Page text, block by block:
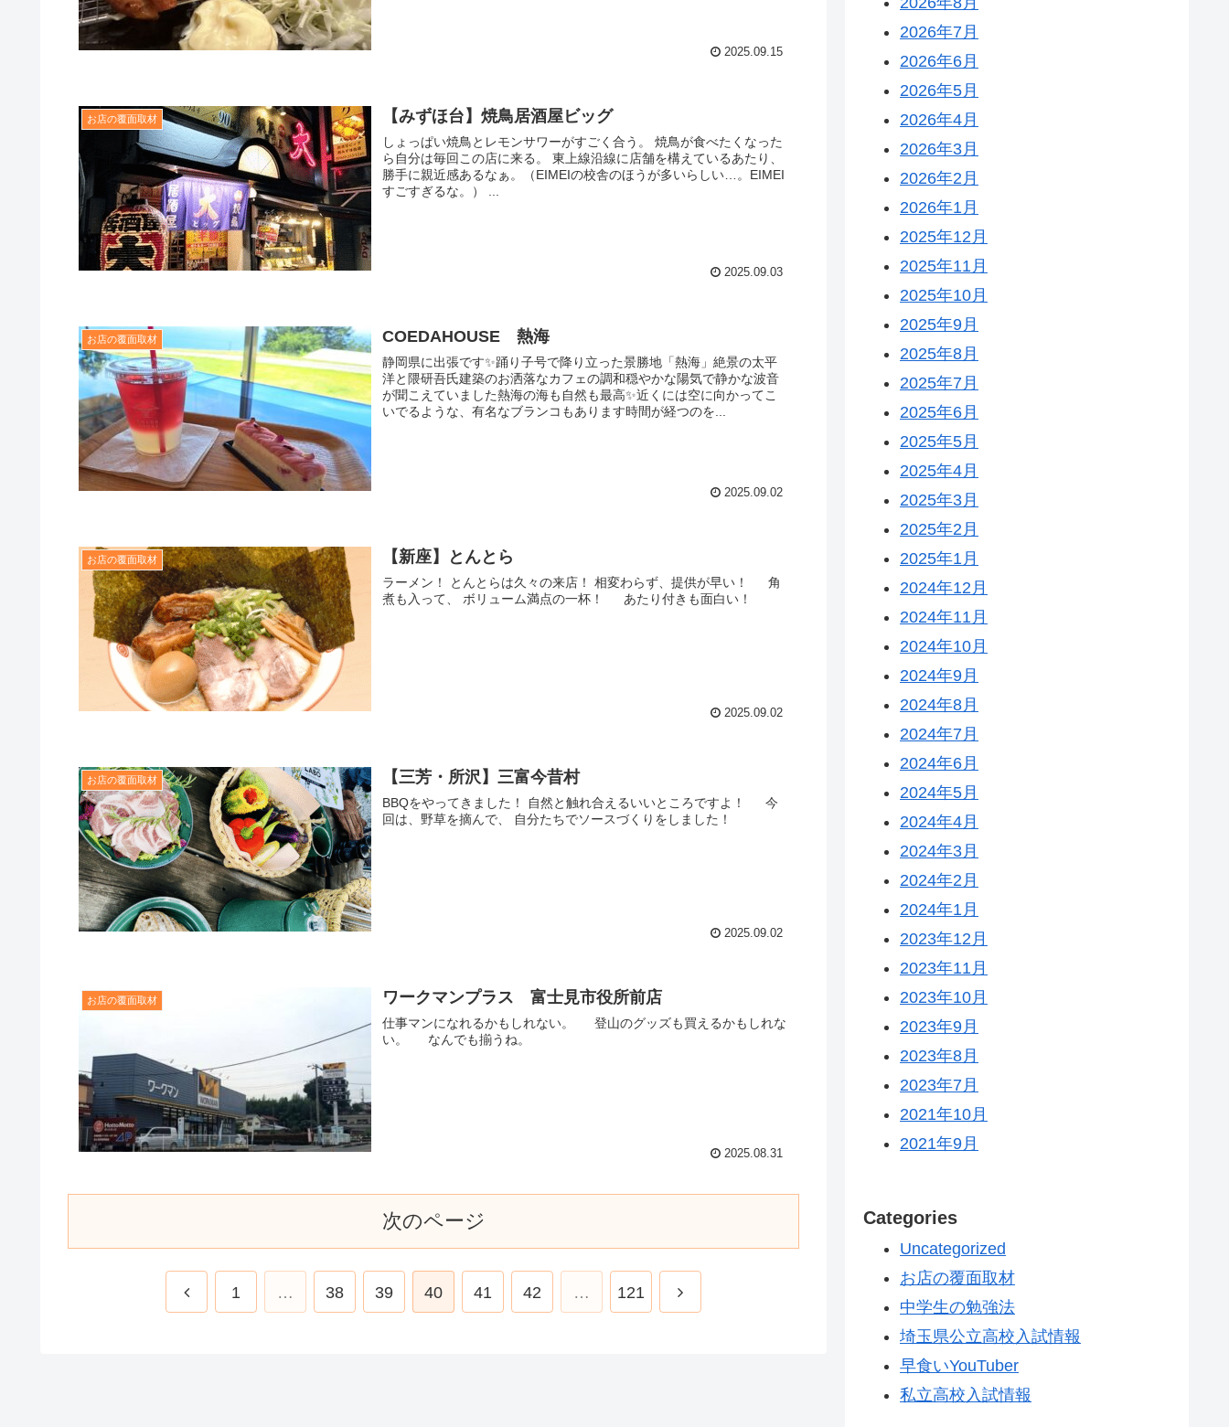
2025.09.15
お店の覆面取材 【みずほ台】焼鳥居酒屋ビッグ
しょっぱい焼鳥とレモンサワーがすごく合う。 焼鳥が食べたくなった
ら自分は毎回この店に来る。 東上線沿線に店舗を構えているあたり、
勝手に親近感あるなぁ。（EIMEIの校舎のほうが多いらしい…。EIMEI
すごすぎるな。） ...
2025.09.03
お店の覆面取材 COEDAHOUSE 熱海
静岡県に出張です✨踊り子号で降り立った景勝地「熱海」絶景の太平
洋と隈研吾氏建築のお洒落なカフェの調和穏やかな陽気で静かな波音
が聞こえていました熱海の海も自然も最高✨近くには空に向かってこ
いでるような、有名なブランコもあります時間が経つのを...
2025.09.02
お店の覆面取材 【新座】とんとら
ラーメン！ とんとらは久々の来店！ 相変わらず、提供が早い！ 角
煮も入って、 ボリューム満点の一杯！ あたり付きも面白い！
2025.09.02
お店の覆面取材 【三芳・所沢】三富今昔村
BBQをやってきました！ 自然と触れ合えるいいところですよ！ 今
回は、野草を摘んで、 自分たちでソースづくりをしました！
2025.09.02
お店の覆面取材 ワークマンプラス 富士見市役所前店
仕事マンになれるかもしれない。 登山のグッズも買えるかもしれな
い。 なんでも揃うね。
2025.08.31
次のページ
1 … 38 39 40 41 42 … 121
2026年7月
2026年6月
2026年5月
2026年4月
2026年3月
2026年2月
2026年1月
2025年12月
2025年11月
2025年10月
2025年9月
2025年8月
2025年7月
2025年6月
2025年5月
2025年4月
2025年3月
2025年2月
2025年1月
2024年12月
2024年11月
2024年10月
2024年9月
2024年8月
2024年7月
2024年6月
2024年5月
2024年4月
2024年3月
2024年2月
2024年1月
2023年12月
2023年11月
2023年10月
2023年9月
2023年8月
2023年7月
2021年10月
2021年9月
Categories
Uncategorized
お店の覆面取材
中学生の勉強法
埼玉県公立高校入試情報
早食いYouTuber
私立高校入試情報